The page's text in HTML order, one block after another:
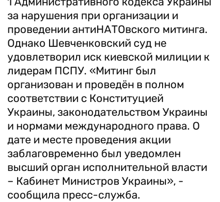
за нарушения при организации и
проведении антиНАТОвского митинга.
Однако Шевченковский суд не
удовлетворил иск киевской милиции к
лидерам ПСПУ. «Митинг был
организован и проведён в полном
соответствии с Конституцией
Украины, законодательством Украины
и нормами международного права. О
дате и месте проведения акции
заблаговременно был уведомлен
высший орган исполнительной власти
– Кабинет Министров Украины», -
сообщила пресс-служба.